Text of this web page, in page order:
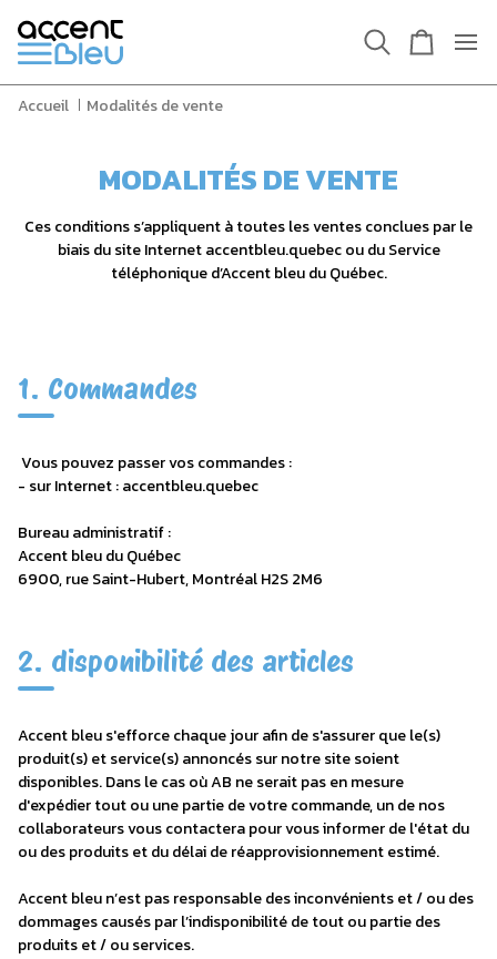
contenu
Recherche
Panier
Accueil Modalités de vente
MODALITÉS DE VENTE
Ces conditions s’appliquent à toutes les ventes conclues par le
biais du site Internet accentbleu.quebec ou du Service
téléphonique d’Accent bleu du Québec.
1. Commandes
Vous pouvez passer vos commandes :
- sur Internet : accentbleu.quebec
Bureau administratif :
Accent bleu du Québec
6900, rue Saint-Hubert, Montréal H2S 2M6
2. disponibilité des articles
Accent bleu s'efforce chaque jour afin de s'assurer que le(s)
produit(s) et service(s) annoncés sur notre site soient
disponibles. Dans le cas où AB ne serait pas en mesure
d'expédier tout ou une partie de votre commande, un de nos
collaborateurs vous contactera pour vous informer de l'état du
ou des produits et du délai de réapprovisionnement estimé.
Accent bleu n’est pas responsable des inconvénients et / ou des
dommages causés par l’indisponibilité de tout ou partie des
produits et / ou services.